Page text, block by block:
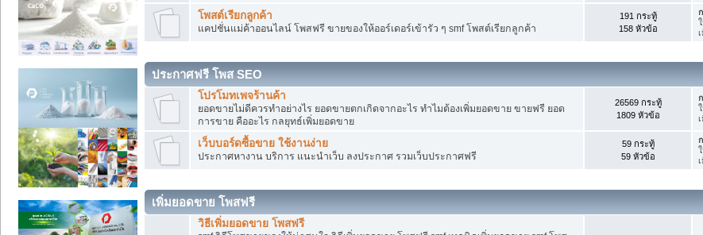
โพสต์เรียกลูกค้า
แคปชั่นแม่ค้าออนไลน์ โพสฟรี ขายของให้ออร์เดอร์เข้ารัว ๆ smf โพสต์เรียกลูกค้า
191 กระทู้
158 หัวข้อ
ประกาศฟรี โพส SEO
โปรโมทเพจร้านค้า
ยอดขายไม่ดีควรทำอย่างไร ยอดขายตกเกิดจากอะไร ทำไมต้องเพิ่มยอดขาย ขายฟรี ยอด
การขาย คืออะไร กลยุทธ์เพิ่มยอดขาย
26569 กระทู้
1809 หัวข้อ
เว็บบอร์ดซื้อขาย ใช้งานง่าย
ประกาศหางาน บริการ แนะนำเว็บ ลงประกาศ รวมเว็บประกาศฟรี
59 กระทู้
59 หัวข้อ
เพิ่มยอดขาย โพสฟรี
วิธีเพิ่มยอดขาย โพสฟรี